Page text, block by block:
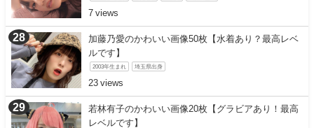
7
加藤乃愛のかわいい画像50枚【水着あり？最高レベ
ルです】
2003年生まれ 埼玉県出身
23
若林有子のかわいい画像20枚【グラビアあり！最高
レベルです】